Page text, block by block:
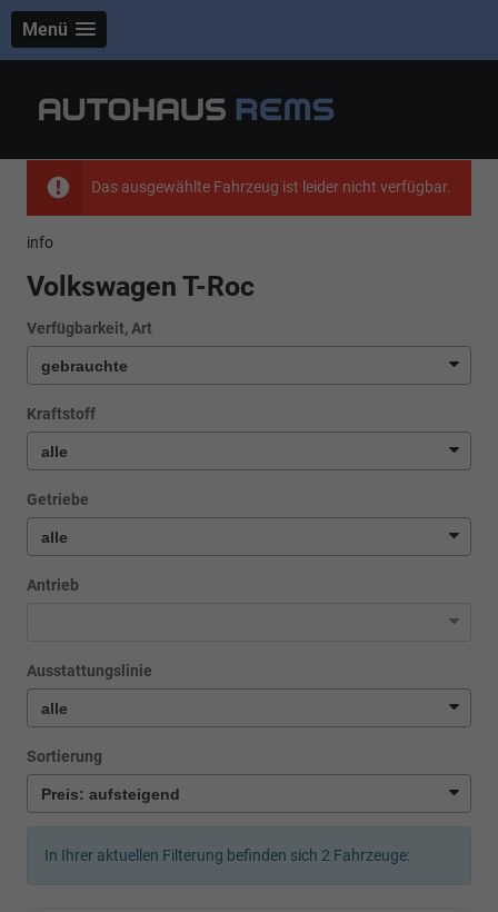
Menü
Das ausgewählte Fahrzeug ist leider nicht verfügbar.
info
Volkswagen T-Roc
Verfügbarkeit, Art
Kraftstoff
Getriebe
Antrieb
Ausstattungslinie
Sortierung
In Ihrer aktuellen Filterung befinden sich 2 Fahrzeuge: